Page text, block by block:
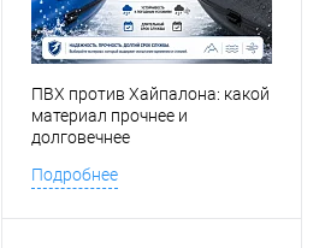
ПВХ против Хайпалона: какой
материал прочнее и
долговечнее
Подробнее